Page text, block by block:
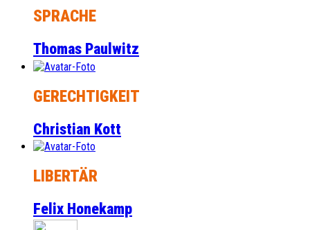
SPRACHE
Thomas Paulwitz
GERECHTIGKEIT
Christian Kott
LIBERTÄR
Felix Honekamp